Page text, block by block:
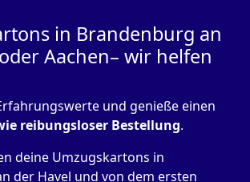
in Brandenburg an
Aachen– wir helfen
und genieße einen
reibungsloser Bestellung.
deine Umzugskartons in
der Havel und von dem ersten